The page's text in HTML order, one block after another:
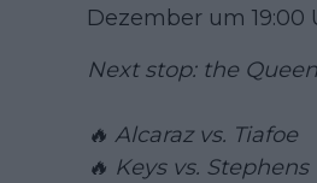
Dezember um 19:00
Next stop: the
🔥 Alcaraz vs. Tiafoe
🔥 Keys vs. Stephens